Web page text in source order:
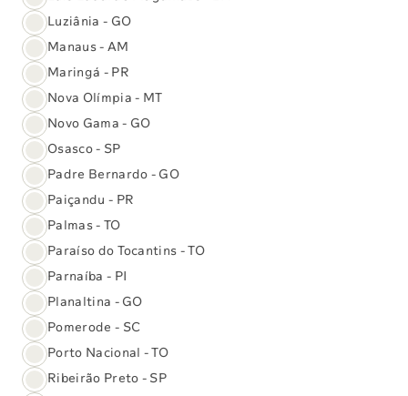
Seguimos em frente, inspirados pela confiança
depositada em nós, prontos para enfrentar os desafios e
continuar contribuindo para um futuro mais saudável e
feliz para todos.
Jerolino Lopes Aquino
Diretor-sócio Laboratório Carlos Chagas / Sabin
Diagnóstico e Saúde
Exames e Vacinas
Central de Atendimento
O Sabin
Luziânia - GO
Manaus - AM
Maringá - PR
Nova Olímpia - MT
Novo Gama - GO
Osasco - SP
Padre Bernardo - GO
Paiçandu - PR
Palmas - TO
Paraíso do Tocantins - TO
Parnaíba - PI
Planaltina - GO
Pomerode - SC
Porto Nacional - TO
Ribeirão Preto - SP